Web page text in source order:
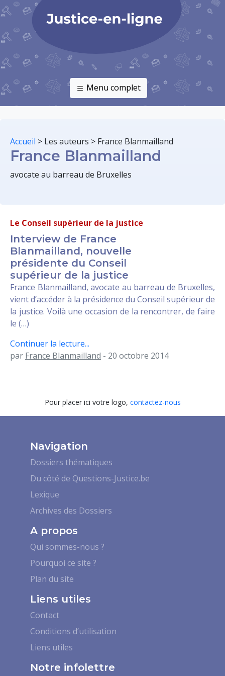
Menu complet
Accueil > Les auteurs > France Blanmailland
France Blanmailland
avocate au barreau de Bruxelles
Le Conseil supérieur de la justice
Interview de France
Blanmailland, nouvelle
présidente du Conseil
supérieur de la justice
France Blanmailland, avocate au barreau de Bruxelles,
vient d’accéder à la présidence du Conseil supérieur de
la justice. Voilà une occasion de la rencontrer, de faire
le (…)
Continuer la lecture...
par France Blanmailland - 20 octobre 2014
Pour placer ici votre logo, contactez-nous
Navigation
Dossiers thématiques
Du côté de Questions-Justice.be
Lexique
Archives des Dossiers
A propos
Qui sommes-nous ?
Pourquoi ce site ?
Plan du site
Liens utiles
Contact
Conditions d’utilisation
Liens utiles
Notre infolettre